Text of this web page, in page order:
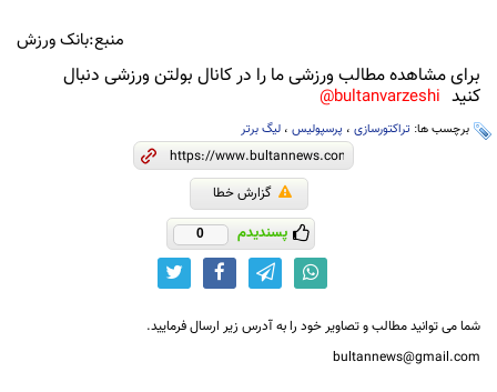
منبع:بانک ورزش
برای مشاهده مطالب ورزشی ما را در کانال بولتن ورزشی دنبال
کنید bultanvarzeshi@
برچسب ها: تراکتورسازی ، پرسپولیس ، لیگ برتر
گزارش خطا
پسندیدم 0
شما می توانید مطالب و تصاویر خود را به آدرس زیر ارسال فرمایید.
bultannews@gmail.com